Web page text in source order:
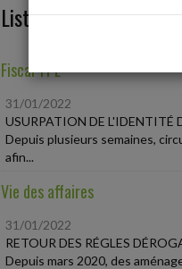
Liste des dernières
Fiscal TPE
31/01/2022
USURPATION DE L'IDENTITÉ
Depuis plusieurs semaines,
afin...
Vie des affaires
31/01/2022
RETOUR DES RÉGLES
Depuis mars 2020, des